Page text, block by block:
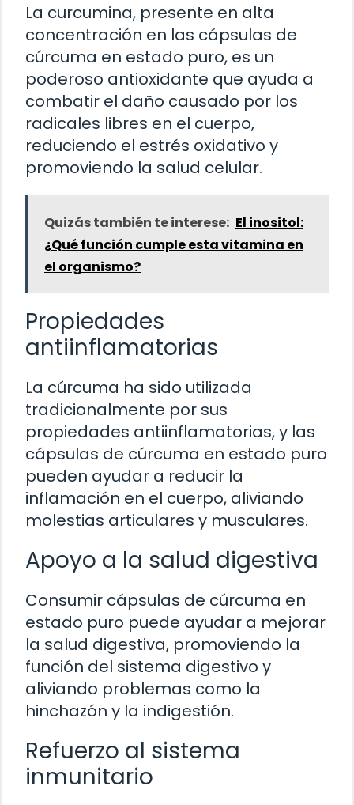
La curcumina, presente en alta
concentración en las cápsulas de
cúrcuma en estado puro, es un
poderoso antioxidante que ayuda a
combatir el daño causado por los
radicales libres en el cuerpo,
reduciendo el estrés oxidativo y
promoviendo la salud celular.
Quizás también te interese: El inositol:
¿Qué función cumple esta vitamina en
el organismo?
Propiedades
antiinflamatorias
La cúrcuma ha sido utilizada
tradicionalmente por sus
propiedades antiinflamatorias, y las
cápsulas de cúrcuma en estado puro
pueden ayudar a reducir la
inflamación en el cuerpo, aliviando
molestias articulares y musculares.
Apoyo a la salud digestiva
Consumir cápsulas de cúrcuma en
estado puro puede ayudar a mejorar
la salud digestiva, promoviendo la
función del sistema digestivo y
aliviando problemas como la
hinchazón y la indigestión.
Refuerzo al sistema
inmunitario